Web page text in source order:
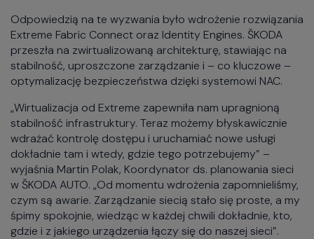
Odpowiedzią na te wyzwania było wdrożenie rozwiązania
Extreme Fabric Connect oraz Identity Engines. ŠKODA
przeszła na zwirtualizowaną architekturę, stawiając na
stabilność, uproszczone zarządzanie i – co kluczowe –
optymalizację bezpieczeństwa dzięki systemowi NAC.
„Wirtualizacja od Extreme zapewniła nam upragnioną
stabilność infrastruktury. Teraz możemy błyskawicznie
wdrażać kontrolę dostępu i uruchamiać nowe usługi
dokładnie tam i wtedy, gdzie tego potrzebujemy” –
wyjaśnia Martin Polak, Koordynator ds. planowania sieci
w ŠKODA AUTO. „Od momentu wdrożenia zapomnieliśmy,
czym są awarie. Zarządzanie siecią stało się proste, a my
śpimy spokojnie, wiedząc w każdej chwili dokładnie, kto,
gdzie i z jakiego urządzenia łączy się do naszej sieci”.